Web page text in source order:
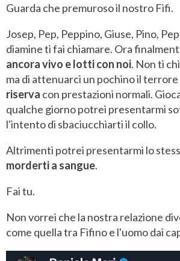
Guarda che premuroso il nostro Fifi.
Josep, Pep, Peppino, Giuse, Pino,
diamine ti fai chiamare. Ora
ancora vivo e lotti con noi. Non ti
ma di attenuarci un pochino il terrore
riserva con prestazioni normali.
qualche giorno potrei presentarmi
l'intento di sbaciucchiarti il collo.
Altrimenti potrei presentarmi lo
morderti a sangue.
Fai tu.
Non vorrei che la nostra relazione
come quella tra Fifino e l'uomo dai